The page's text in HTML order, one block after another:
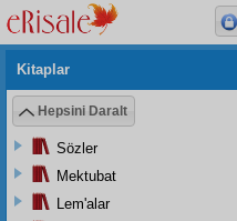
Kitaplar
Hepsini Daralt
Sözler
Mektubat
Lem'alar